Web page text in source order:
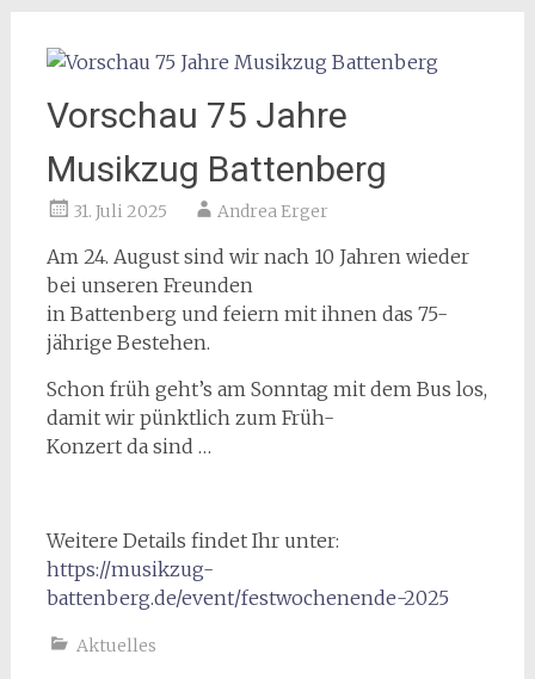
Vorschau 75 Jahre
Musikzug Battenberg
31. Juli 2025 Andrea Erger
Am 24. August sind wir nach 10 Jahren wieder
bei unseren Freunden
in Battenberg und feiern mit ihnen das 75-
jährige Bestehen.
Schon früh geht’s am Sonntag mit dem Bus los,
damit wir pünktlich zum Früh-
Konzert da sind …
Weitere Details findet Ihr unter:
https://musikzug-
battenberg.de/event/festwochenende-2025
Aktuelles